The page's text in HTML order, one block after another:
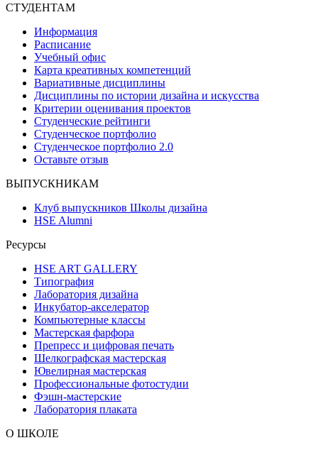
СТУДЕНТАМ
Информация
Расписание
Учебный офис
Карта креативных компетенций
Вариативные дисциплины
Дисциплины по истории дизайна и искусства
Критерии оценивания проектов
Студенческие рейтинги
Студенческое портфолио
Студенческое портфолио 2.0
Оставьте отзыв
ВЫПУСКНИКАМ
Клуб выпускников Школы дизайна
HSE Alumni
Ресурсы
HSE ART GALLERY
Типография
Лаборатория дизайна
Инкубатор-акселератор
Компьютерные классы
Мастерская фарфора
Препресс и цифровая печать
Шелкографская мастерская
Ювелирная мастерская
Профессиональные фотостудии
Фэшн-мастерские
Лаборатория плаката
О ШКОЛЕ